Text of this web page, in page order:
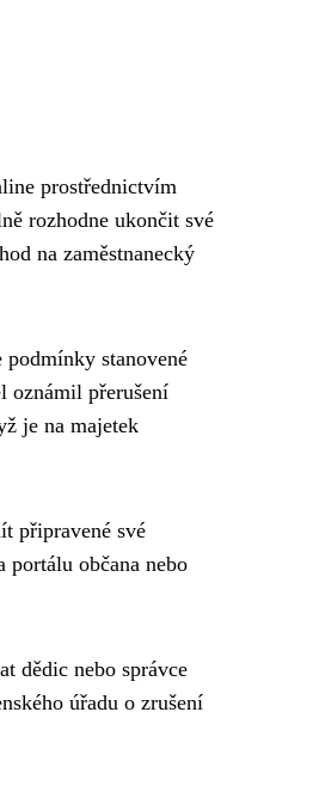
prostřednictvím
rozhodne ukončit své
na zaměstnanecký
stanovené
oznámil přerušení
je na majetek
připravené své
občana nebo
dědic nebo správce
úřadu o zrušení